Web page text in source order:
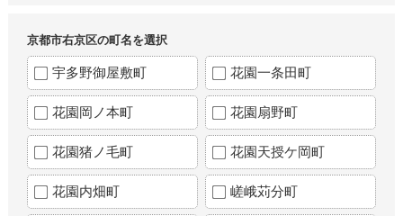
京都市右京区の町名を選択
宇多野御屋敷町 花園一条田町
花園岡ノ本町 花園扇野町
花園猪ノ毛町 花園天授ケ岡町
花園内畑町 嵯峨苅分町